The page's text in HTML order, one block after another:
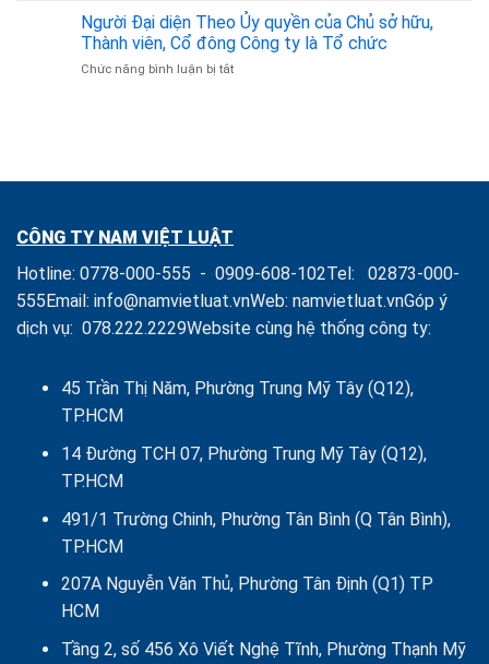
Cổ
phần,
Mua
Phần
Hành
Bị
Nghiêm
Người Đại diện Theo Ủy quyền của Chủ sở hữu,
Thành viên, Cổ đông Công ty là Tổ chức
Chức năng bình luận bị tắtở
quyền
Thành
viên,
Cổ
đông
là
CÔNG TY NAM VIỆT LUẬT
Hotline: 0778-000-555 - 0909-608-102Tel: 02873-000-
555 Email: info@namvietluat.vnWeb: namvietluat.vnGóp ý
dịch vụ: 078.222.2229Website cùng hệ thống công ty:
45 Trần Thị Năm, Phường Trung Mỹ Tây (Q12),
TP.HCM
14 Đường TCH 07, Phường Trung Mỹ Tây (Q12),
TP.HCM
491/1 Trường Chinh, Phường Tân Bình (Q Tân Bình),
TP.HCM
207A Nguyễn Văn Thủ, Phường Tân Định (Q1) TP
HCM
Tầng 2, số 456 Xô Viết Nghệ Tĩnh, Phường Thạnh Mỹ